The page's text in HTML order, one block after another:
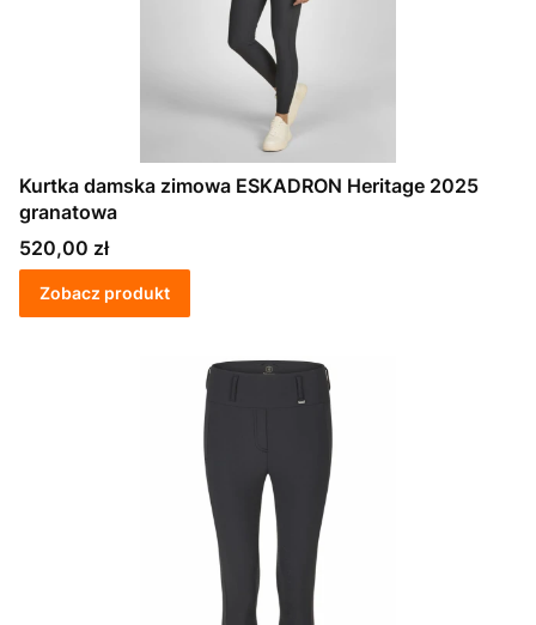
Kurtka damska zimowa ESKADRON Heritage 2025
granatowa
Cena
520,00 zł
Zobacz produkt